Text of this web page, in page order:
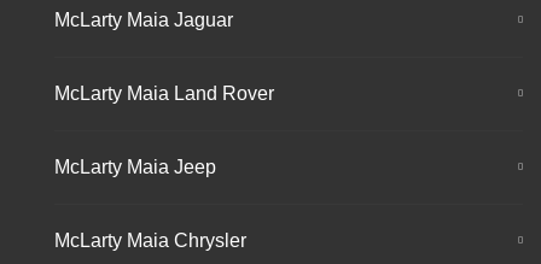
McLarty Maia Jaguar
McLarty Maia Land Rover
McLarty Maia Jeep
McLarty Maia Chrysler